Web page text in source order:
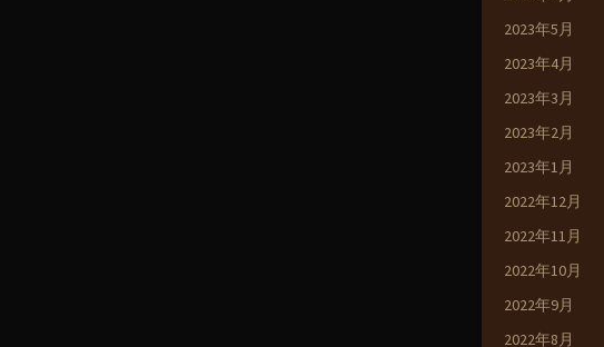
2023年5月
2023年4月
2023年3月
2023年2月
2023年1月
2022年12月
2022年11月
2022年10月
2022年9月
2022年8月